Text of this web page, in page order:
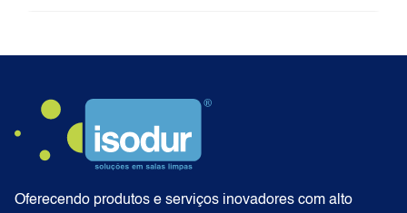
Oferecendo produtos e serviços inovadores com alto